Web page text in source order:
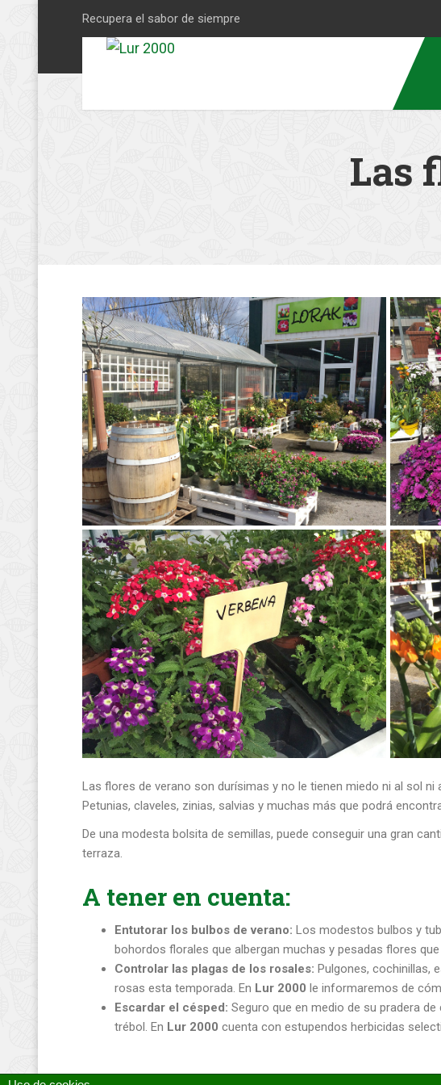
Recupera el sabor de siempre
Las
Las flores de verano son durísimas y no le tienen miedo ni al sol
Petunias, claveles, zinias, salvias y muchas más que podrá
De una modesta bolsita de semillas, puede conseguir una gran
terraza.
A tener en cuenta:
Entutorar los bulbos de verano: Los modestos bulbos y
bohordos florales que albergan muchas y pesadas flores
Controlar las plagas de los rosales: Pulgones, cochinillas,
rosas esta temporada. En Lur 2000 le informaremos de
Escardar el césped: Seguro que en medio de su pradera
trébol. En Lur 2000 cuenta con estupendos herbicidas